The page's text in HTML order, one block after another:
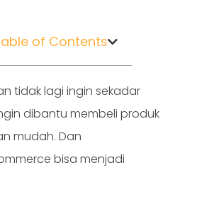
of Contents
tidak lagi ingin sekadar
dibantu membeli produk
mudah. Dan
bisa menjadi